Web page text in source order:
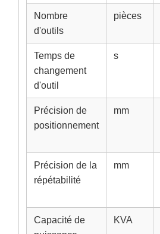
Nombre
d'outils
pièces
Temps de
changement
d'outil
s
Précision de
positionnement
mm
Précision de la
répétabilité
mm
Capacité de
KVA